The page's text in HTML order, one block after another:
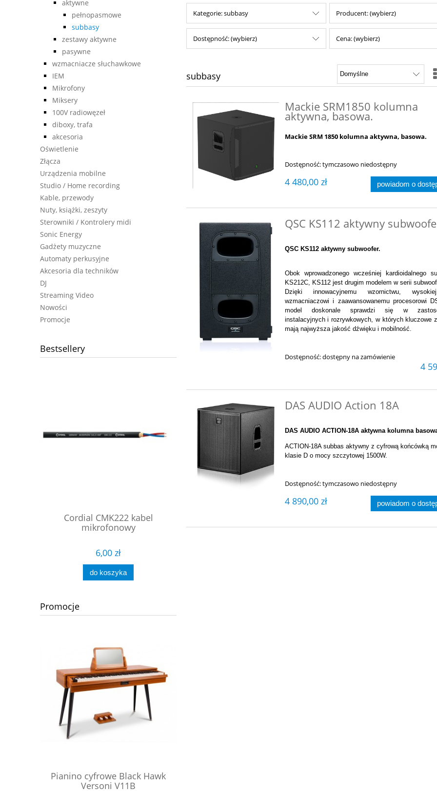
aktywne
pełnopasmowe
subbasy
zestawy aktywne
pasywne
wzmacniacze słuchawkowe
IEM
Mikrofony
Miksery
100V radiowęzeł
diboxy, trafa
akcesoria
Oświetlenie
Złącza
Urządzenia mobilne
Studio / Home recording
Kable, przewody
Nuty, książki, zeszyty
Sterowniki / Kontrolery midi
Sonic Energy
Gadżety muzyczne
Automaty perkusyjne
Akcesoria dla techników
DJ
Streaming Video
Nowości
Promocje
Bestsellery
Cordial CMK222 kabel
mikrofonowy
6,00 zł
do koszyka
symetryczny, podwójny.
Promocje
Pianino cyfrowe Black Hawk
Versoni V11B
Kategorie: subbasy Producent: (wybierz)
Dostępność: (wybierz) Cena: (wybierz)
subbasy
Mackie SRM1850 kolumna
aktywna, basowa.
Mackie SRM 1850 kolumna aktywna, basowa.
Dostępność:tymczasowo niedostępny
4 480,00 zł powiadom o
QSC KS112 aktywny
QSC KS112 aktywny subwoofer.
Obok wprowadzonego wcześniej kardioidalnego
KS212C, KS112 jest drugim modelem w serii
Dzięki innowacyjnemu wzornictwu,
wzmacniaczowi i zaawansowanemu procesorowi
model doskonale sprawdzi się w
instalacyjnych i rozrywkowych, w których kluczowe
mają najwyższa jakość dźwięku i mobilność.
Dostępność:dostępny na zamówienie
4
DAS AUDIO Action 18A
DAS AUDIO ACTION-18A aktywna kolumna
ACTION-18A subbas aktywny z cyfrową końcówką
klasie D o mocy szczytowej 1500W.
Dostępność:tymczasowo niedostępny
4 890,00 zł powiadom o